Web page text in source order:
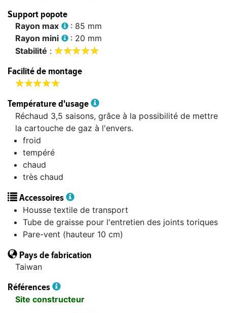
Support popote
rayon max
: 85 mm
rayon mini
: 20 mm
stabilité : 

Facilité de montage


Température d'usage
Réchaud 3,5 saisons, grâce à la possibilité de mettre
la cartouche de gaz à l'envers.
froid
tempéré
chaud
très chaud
Accessoires
Housse textile de transport
Tube de graisse pour l'entretien des joints toriques
Pare-vent (hauteur 10 cm)
Pays de fabrication
Taiwan
Références
Site constructeur